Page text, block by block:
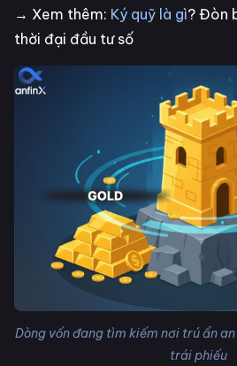
→ Xem thêm: Ký quỹ là gì? Đòn
thời đại đầu tư số
Dòng vốn đang tìm kiếm nơi trú ẩn
trái phiếu